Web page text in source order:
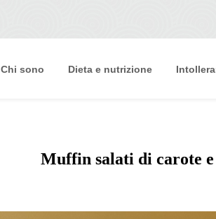
Chi sono Dieta e nutrizione
Muffin salati di carote